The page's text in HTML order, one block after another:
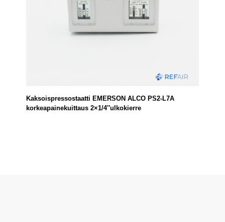
Kaksoispressostaatti EMERSON ALCO PS2-L7A
korkeapainekuittaus 2×1/4″ulkokierre